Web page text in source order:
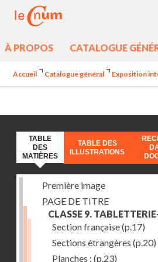
À PROPOS CATALOGUE
Accueil Catalogue général Exposition
TABLE
DES
MATIÈRES
TABLE DES
ILLUSTRATIONS
Première image
PAGE DE TITRE
CLASSE 9.
Section française(p.17)
Sections étrangères (p.20)
Planches : (p.23)